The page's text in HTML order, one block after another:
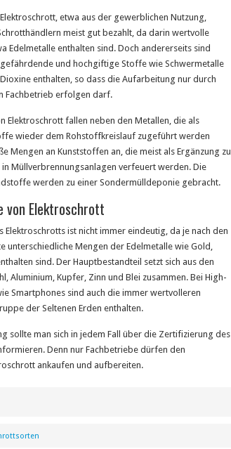
etwa aus der gewerblichen Nutzung,
meist gut bezahlt, da darin wertvolle
Edelmetalle enthalten sind. Doch andererseits sind
und hochgiftige Stoffe wie Schwermetalle
enthalten, so dass die Aufarbeitung nur durch
Fachbetrieb erfolgen darf.
Elektroschrott fallen neben den Metallen, die als
wieder dem Rohstoffkreislauf zugeführt werden
Mengen an Kunststoffen an, die meist als Ergänzung zu
Müllverbrennungsanlagen verfeuert werden. Die
werden zu einer Sondermülldeponie gebracht.
von Elektroschrott
Elektroschrotts ist nicht immer eindeutig, da je nach den
unterschiedliche Mengen der Edelmetalle wie Gold,
sind. Der Hauptbestandteil setzt sich aus den
Aluminium, Kupfer, Zinn und Blei zusammen. Bei High-
Smartphones sind auch die immer wertvolleren
der Seltenen Erden enthalten.
sollte man sich in jedem Fall über die Zertifizierung des
Denn nur Fachbetriebe dürfen den
ankaufen und aufbereiten.